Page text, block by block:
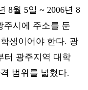
8월 5일 ~ 2006년 8
주시에 주소를 둔
생이어야 한다. 광
터 광주지역 대학
범위를 넓혔다.